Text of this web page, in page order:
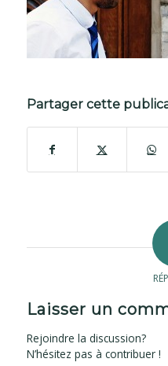
Partager cette
Laisser un
Rejoindre la discussion?
N’hésitez pas à contribuer !